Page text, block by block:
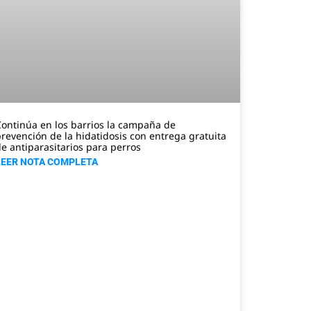
en los barrios la campaña de
de la hidatidosis con entrega gratuita
antiparasitarios para perros
NOTA COMPLETA